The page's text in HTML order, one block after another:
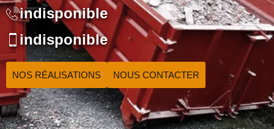
indisponible
indisponible
NOS RÉALISATIONS NOUS CONTACTER